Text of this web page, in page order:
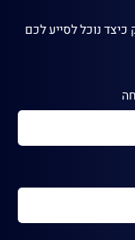
נוכל לסייע לכם